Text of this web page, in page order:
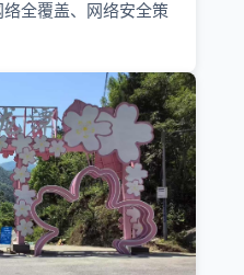
全覆盖、网络安全策